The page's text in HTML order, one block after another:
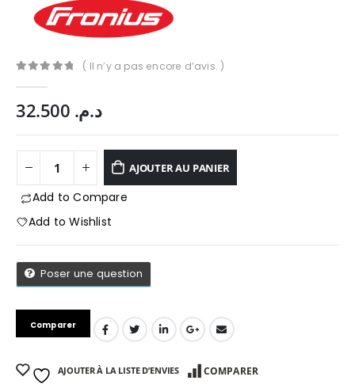
( Il n’y a pas encore d’avis. )
د.م.
AJOUTER AU PANIER
Add to Compare
Add to Wishlist
Poser une question
Comparer
AJOUTER À LA LISTE D’ENVIES COMPARER